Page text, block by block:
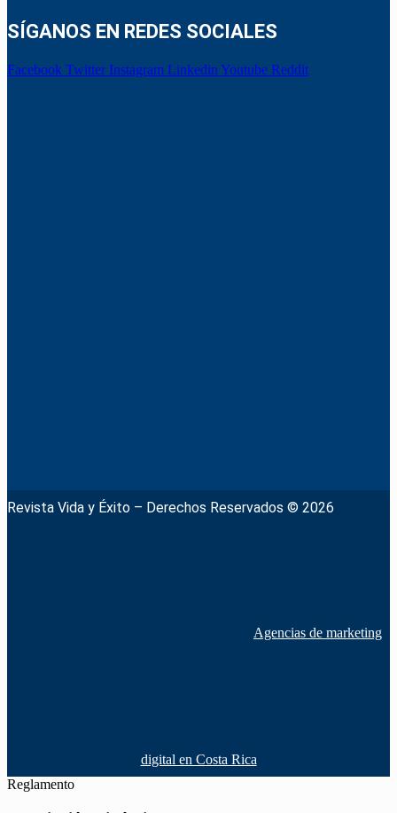
SÍGANOS EN REDES SOCIALES
Facebook Twitter Instagram Linkedin Youtube Reddit
Revista Vida y Éxito – Derechos Reservados © 2026
Agencias de marketing
digital en Costa Rica
Reglamento